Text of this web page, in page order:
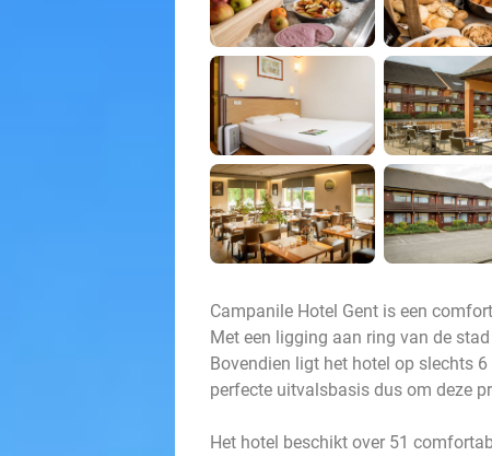
Campanile Hotel Gent is een
Met een ligging aan ring van de
Bovendien ligt het hotel op slechts
perfecte uitvalsbasis dus om deze
Het hotel beschikt over 51